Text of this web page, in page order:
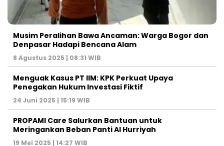
Musim Peralihan Bawa Ancaman: Warga Bogor dan
Denpasar Hadapi Bencana Alam
8 Agustus 2025 | 08:31 WIB
Menguak Kasus PT IIM: KPK Perkuat Upaya
Penegakan Hukum Investasi Fiktif
24 Juni 2025 | 15:19 WIB
PROPAMI Care Salurkan Bantuan untuk
Meringankan Beban Panti Al Hurriyah
19 Mei 2025 | 14:27 WIB